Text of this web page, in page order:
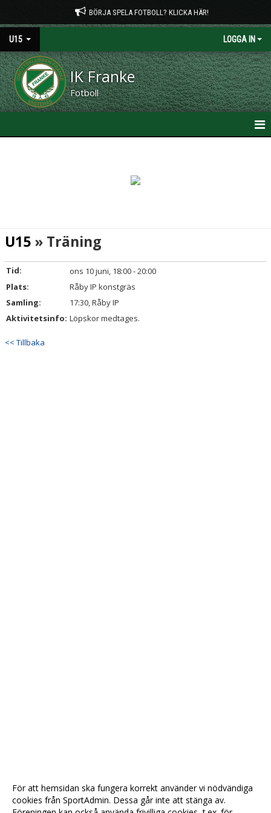
BÖRJA SPELA FOTBOLL? KLICKA HÄR!
U15 LOGGA IN
IK Franke
Fotboll
DOKUMENT
U15 » Träning
Tid:
ons 10 juni, 18:00 - 20:00
Plats:
Råby IP konstgräs
Samling:
17:30, Råby IP
Aktivitetsinfo: Löpskor medtages.
<< Tillbaka
För att hemsidan ska fungera korrekt använder vi nödvändiga
cookies från SportAdmin. Dessa går inte att stänga av.